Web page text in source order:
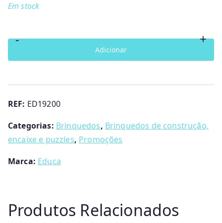
Em stock
-
de
Encanto
Disney
Educa
+
Adicionar
REF: ED19200
Categorias: Brinquedos, Brinquedos de construção,
encaixe e puzzles, Promoções
Marca: Educa
Produtos Relacionados